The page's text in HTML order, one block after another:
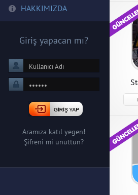
HAKKIMIZDA
Giriş yapacan mı?
Aramıza katıl yegen!
Şifreni mi unuttun?
State
Hileli